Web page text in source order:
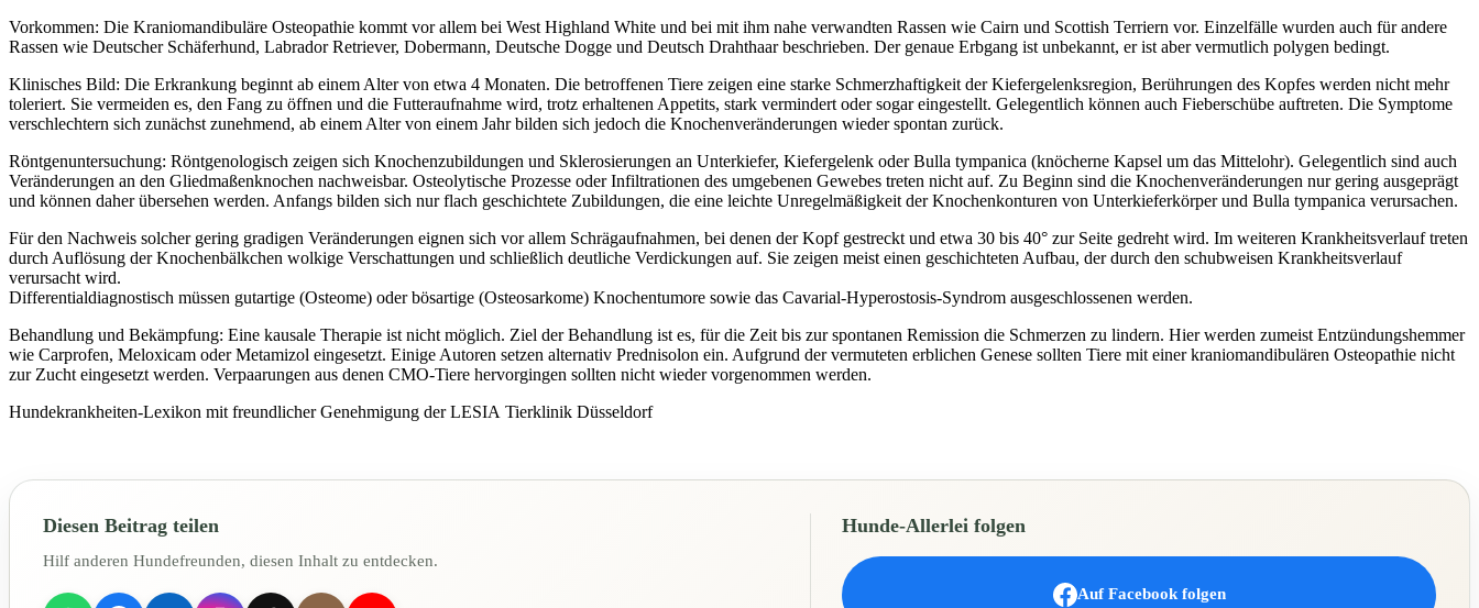
Vorkommen: Die Kraniomandibuläre Osteopathie kommt vor allem bei West Highland White und bei mit ihm nahe verwandten Rassen wie Cairn und Scottish Terriern vor. Einzelfälle wurden auch für andere
Rassen wie Deutscher Schäferhund, Labrador Retriever, Dobermann, Deutsche Dogge und Deutsch Drahthaar beschrieben. Der genaue Erbgang ist unbekannt, er ist aber vermutlich polygen bedingt.
Klinisches Bild: Die Erkrankung beginnt ab einem Alter von etwa 4 Monaten. Die betroffenen Tiere zeigen eine starke Schmerzhaftigkeit der Kiefergelenksregion, Berührungen des Kopfes werden nicht mehr
toleriert. Sie vermeiden es, den Fang zu öffnen und die Futteraufnahme wird, trotz erhaltenen Appetits, stark vermindert oder sogar eingestellt. Gelegentlich können auch Fieberschübe auftreten. Die Symptome
verschlechtern sich zunächst zunehmend, ab einem Alter von einem Jahr bilden sich jedoch die Knochenveränderungen wieder spontan zurück.
Röntgenuntersuchung: Röntgenologisch zeigen sich Knochenzubildungen und Sklerosierungen an Unterkiefer, Kiefergelenk oder Bulla tympanica (knöcherne Kapsel um das Mittelohr). Gelegentlich sind auch
Veränderungen an den Gliedmaßenknochen nachweisbar. Osteolytische Prozesse oder Infiltrationen des umgebenen Gewebes treten nicht auf. Zu Beginn sind die Knochenveränderungen nur gering ausgeprägt
und können daher übersehen werden. Anfangs bilden sich nur flach geschichtete Zubildungen, die eine leichte Unregelmäßigkeit der Knochenkonturen von Unterkieferkörper und Bulla tympanica verursachen.
Für den Nachweis solcher gering gradigen Veränderungen eignen sich vor allem Schrägaufnahmen, bei denen der Kopf gestreckt und etwa 30 bis 40° zur Seite gedreht wird. Im weiteren Krankheitsverlauf treten
durch Auflösung der Knochenbälkchen wolkige Verschattungen und schließlich deutliche Verdickungen auf. Sie zeigen meist einen geschichteten Aufbau, der durch den schubweisen Krankheitsverlauf
verursacht wird.
Differentialdiagnostisch müssen gutartige (Osteome) oder bösartige (Osteosarkome) Knochentumore sowie das Cavarial-Hyperostosis-Syndrom ausgeschlossenen werden.
Behandlung und Bekämpfung: Eine kausale Therapie ist nicht möglich. Ziel der Behandlung ist es, für die Zeit bis zur spontanen Remission die Schmerzen zu lindern. Hier werden zumeist Entzündungshemmer
wie Carprofen, Meloxicam oder Metamizol eingesetzt. Einige Autoren setzen alternativ Prednisolon ein. Aufgrund der vermuteten erblichen Genese sollten Tiere mit einer kraniomandibulären Osteopathie nicht
zur Zucht eingesetzt werden. Verpaarungen aus denen CMO-Tiere hervorgingen sollten nicht wieder vorgenommen werden.
Hundekrankheiten-Lexikon mit freundlicher Genehmigung der LESIA Tierklinik Düsseldorf
Diesen Beitrag teilen
Hilf anderen Hundefreunden, diesen Inhalt zu entdecken.
Hunde-Allerlei folgen
Auf Facebook folgen